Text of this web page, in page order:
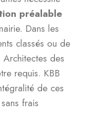
préalable
Dans les
classés ou de
des
requis. KBB
de ces
frais